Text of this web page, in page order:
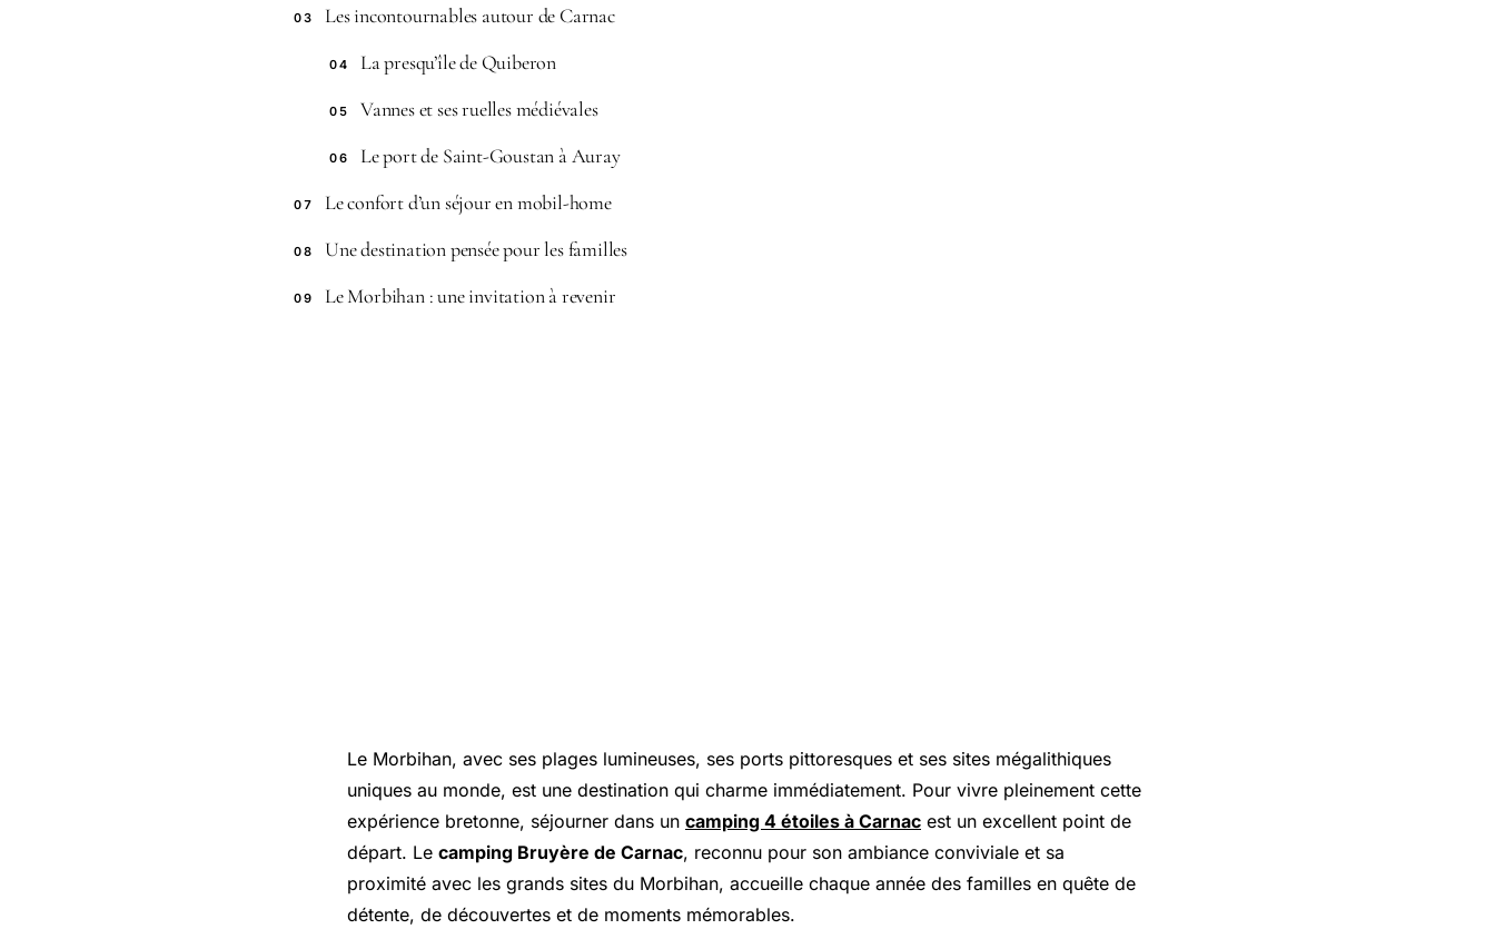
03 Les incontournables autour de Carnac
04 La presqu’île de Quiberon
05 Vannes et ses ruelles médiévales
06 Le port de Saint-Goustan à Auray
07 Le confort d’un séjour en mobil-home
08 Une destination pensée pour les familles
09 Le Morbihan : une invitation à revenir
Le Morbihan, avec ses plages lumineuses, ses ports pittoresques et ses sites mégalithiques
uniques au monde, est une destination qui charme immédiatement. Pour vivre pleinement cette
expérience bretonne, séjourner dans un camping 4 étoiles à Carnac est un excellent point de
départ. Le camping Bruyère de Carnac, reconnu pour son ambiance conviviale et sa
proximité avec les grands sites du Morbihan, accueille chaque année des familles en quête de
détente, de découvertes et de moments mémorables.